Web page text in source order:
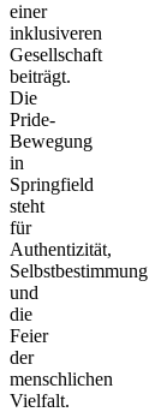
einer
inklusiveren
Gesellschaft
beiträgt.
Die
Pride-
Bewegung
in
Springfield
steht
für
Authentizität,
Selbstbestimmung
und
die
Feier
der
menschlichen
Vielfalt.